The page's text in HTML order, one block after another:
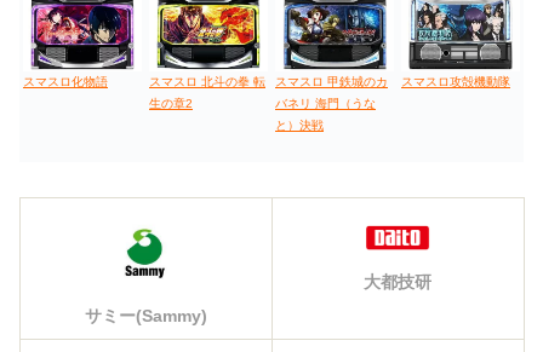
スマスロ化物語
スマスロ 北斗の拳 転
生の章2
スマスロ 甲鉄城のカ
バネリ 海門（うな
と）決戦
スマスロ攻殻機動隊
サミー(Sammy)
大都技研